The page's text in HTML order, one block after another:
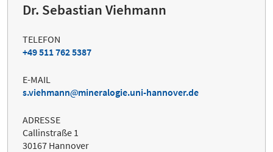
Dr. Sebastian Viehmann
TELEFON
+49 511 762 5387
E-MAIL
s.viehmann
mineralogie.uni-hannover.de
ADRESSE
Callinstraße 1
30167 Hannover